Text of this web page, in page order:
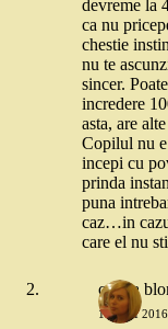
devreme la
ca nu
chestie
nu te
sincer.
incredere
asta, are
Copilul nu e
incepi cu
prinda
puna
caz…in
care el nu
copila
10 MAI